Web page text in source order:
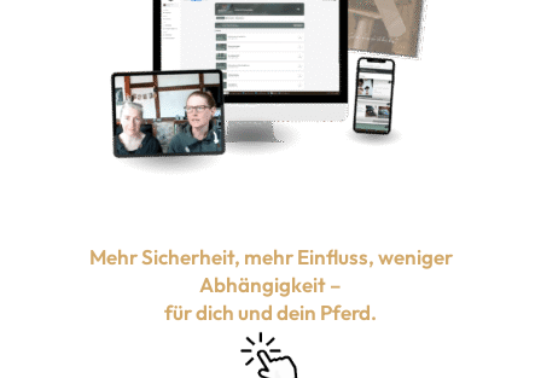
Mehr Sicherheit, mehr Einfluss, weniger
Abhängigkeit –
für dich und dein Pferd.